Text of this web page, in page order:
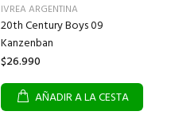
IVREA ARGENTINA
20th Century Boys 09
Kanzenban
$26.990
AÑADIR A LA CESTA